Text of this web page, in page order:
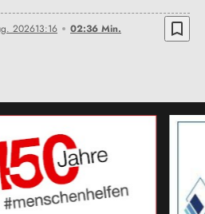
202613:16 02:36 Min. bookmark_border